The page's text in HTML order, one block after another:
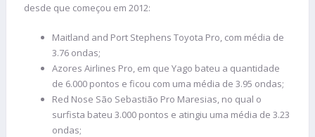
desde que começou em 2012:
Maitland and Port Stephens Toyota Pro, com média de
3.76 ondas;
Azores Airlines Pro, em que Yago bateu a quantidade
de 6.000 pontos e ficou com uma média de 3.95 ondas;
Red Nose São Sebastião Pro Maresias, no qual o
surfista bateu 3.000 pontos e atingiu uma média de 3.23
ondas;